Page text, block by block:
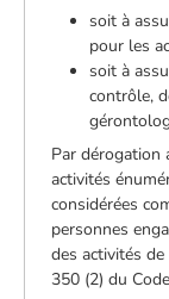
soit à
pour les
soit à
contrôle,
Par dérogation
activités
considérées
personnes
des activités de
350 (2) du